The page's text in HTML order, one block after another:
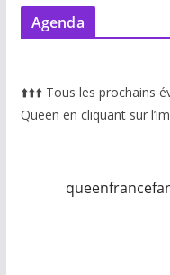
Agenda
⬆️⬆️⬆️ Tous les prochains
Queen en cliquant sur